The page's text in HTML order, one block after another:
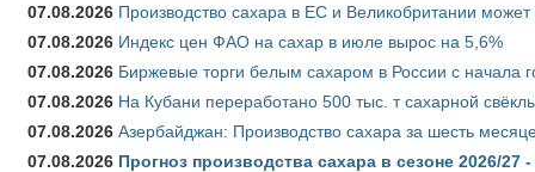
07.08.2026 Производство сахара в ЕС и Великобритании
07.08.2026 Индекс цен ФАО на сахар в июле вырос на 5,6%
07.08.2026 Биржевые торги белым сахаром в России с начала
07.08.2026 На Кубани переработано 500 тыс. т сахарной
07.08.2026 Азербайджан: Производство сахара за шесть
07.08.2026 Прогноз производства сахара в сезоне 2026/